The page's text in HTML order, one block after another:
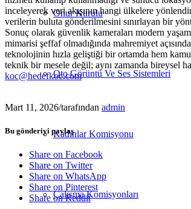
Onur Kurulu
Oto Görüntü Ve Ses Sistemleri
Kadınlar Komisyonu
Çalışma Komisyonları
inceleyerek veri akışının hangi ülkelere
verilerin buluta gönderilmesini sınırlayan bir
Sonuç olarak güvenlik kameraları modern
mimarisi şeffaf olmadığında mahremiyet
teknolojinin hızla geliştiği bir ortamda hem
teknik bir mesele değil; aynı zamanda bireysel
koc@hedefkoc.com
Mart 11, 2026/tarafından admin
Bu gönderiyi paylaş
Share on Facebook
Share on Twitter
Share on WhatsApp
Share on Pinterest
Share on Reddit